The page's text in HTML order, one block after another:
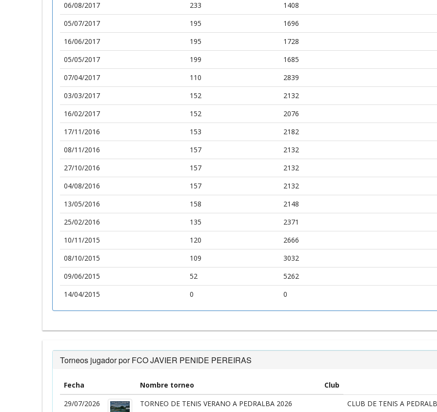
06/08/2017
233
1408
05/07/2017
195
1696
16/06/2017
195
1728
05/05/2017
199
1685
07/04/2017
110
2839
03/03/2017
152
2132
16/02/2017
152
2076
17/11/2016
153
2182
08/11/2016
157
2132
27/10/2016
157
2132
04/08/2016
157
2132
13/05/2016
158
2148
25/02/2016
135
2371
10/11/2015
120
2666
08/10/2015
109
3032
09/06/2015
52
5262
14/04/2015
0 0
Torneos jugador por FCO JAVIER PENIDE PEREIRAS
Fecha Nombre torneo
Club
29/07/2026
TORNEO DE TENIS VERANO A PEDRALBA 2026 CLUB DE TENIS A